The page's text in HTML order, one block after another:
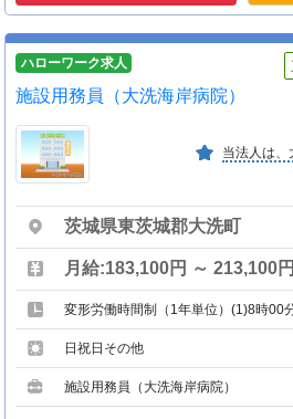
ハローワーク求人
施設用務員（大洗海岸病院）
茨城県東茨城郡大洗町
月給:183,100円 ～ 213,100円
変形労働時間制（1年単位）(1)8時00
日祝日その他
施設用務員（大洗海岸病院）